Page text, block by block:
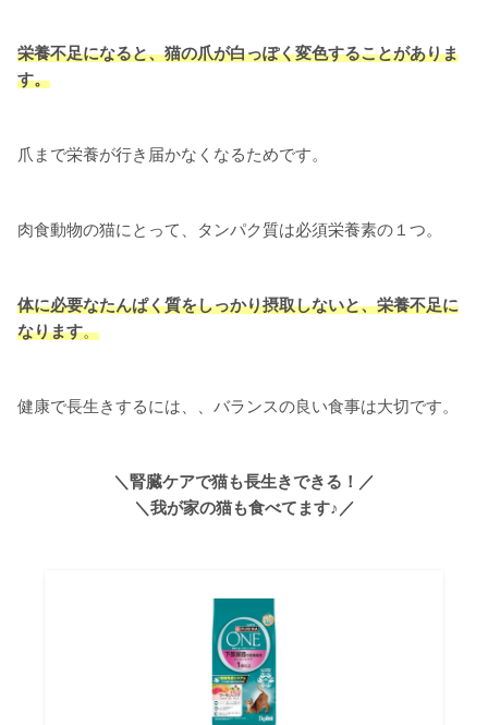
栄養不足になると、猫の爪が白っぽく変色することがありま
す。
爪まで栄養が行き届かなくなるためです。
肉食動物の猫にとって、タンパク質は必須栄養素の１つ。
体に必要なたんぱく質をしっかり摂取しないと、栄養不足に
なります。
健康で長生きするには、、バランスの良い食事は大切です。
＼腎臓ケアで猫も長生きできる！／
＼我が家の猫も食べてます♪／